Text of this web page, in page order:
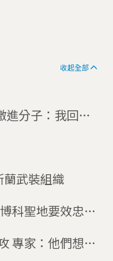
收起全部
進分子：我回來
蘭武裝組織